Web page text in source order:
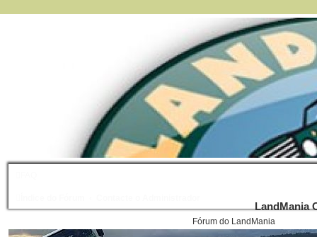
LandMania
Fórum do LandMania